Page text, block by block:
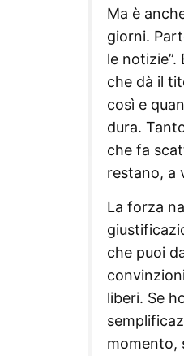
Ma è
giorni.
le notizie”.
che dà il
così e
dura.
che fa
restano, a
La forza
che puoi
liberi. Se
momento,